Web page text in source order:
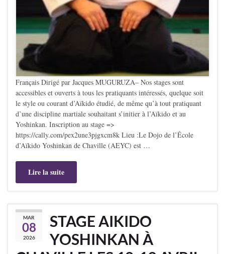
Français Dirigé par Jacques MUGURUZA– Nos stages sont
accessibles et ouverts à tous les pratiquants intéressés, quelque soit
le style ou courant d’Aïkido étudié, de même qu’à tout pratiquant
d’une discipline martiale souhaitant s’initier à l’Aïkido et au
Yoshinkan. Inscription au stage =>
https://cally.com/pex2une3pjgxcm8k Lieu :Le Dojo de l’École
d’Aïkido Yoshinkan de Chaville (AEYC) est …
Lire la suite
MAR
08
2026
STAGE AIKIDO
YOSHINKAN À